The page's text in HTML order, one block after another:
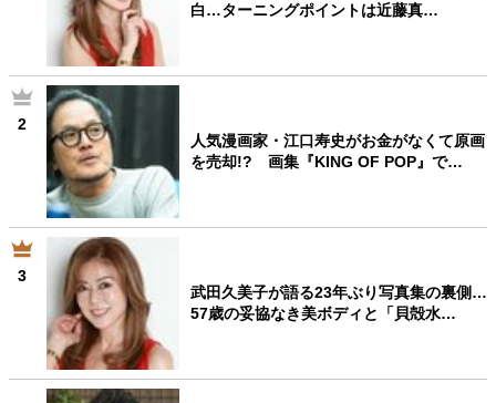
白…ターニングポイントは近藤真…
2
人気漫画家・江口寿史がお金がなくて原画
を売却!? 画集『KING OF POP』で…
3
武田久美子が語る23年ぶり写真集の裏側…
57歳の妥協なき美ボディと「貝殻水…